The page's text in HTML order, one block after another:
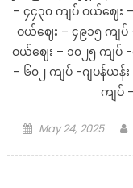
– ၄၄၃၀ ကျပ် ဝယ်ဈေး
ဝယ်ဈေး – ၄၉၁၅ ကျပ်
ဝယ်ဈေး – ၁၀၂၅ ကျပ်
– ၆၀၂ ကျပ် -ဂျပန်ယန်
ကျပ်
Posted
May 24, 2025